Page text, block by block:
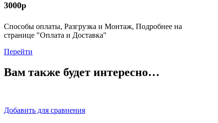
3000р
Способы оплаты, Разгрузка и Монтаж, Подробнее на
странице "Оплата и Доставка"
Перейти
Вам также будет интересно…
Добавить для сравнения